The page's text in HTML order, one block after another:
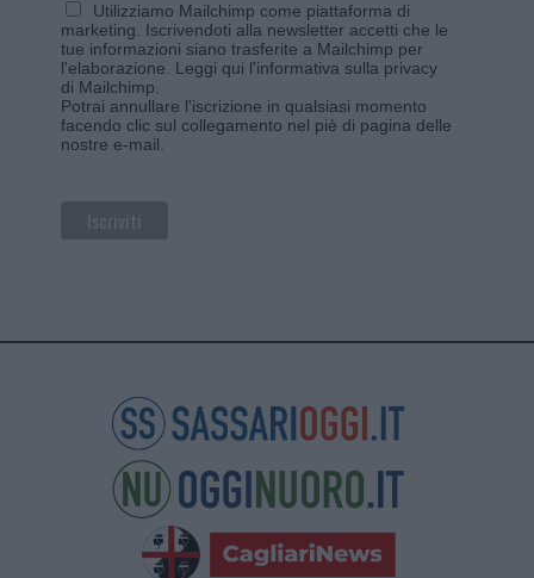
Utilizziamo Mailchimp come piattaforma di
marketing. Iscrivendoti alla newsletter accetti che le
tue informazioni siano trasferite a Mailchimp per
l'elaborazione. Leggi qui l'informativa sulla privacy
di Mailchimp.
Potrai annullare l'iscrizione in qualsiasi momento
facendo clic sul collegamento nel piè di pagina delle
nostre e-mail.